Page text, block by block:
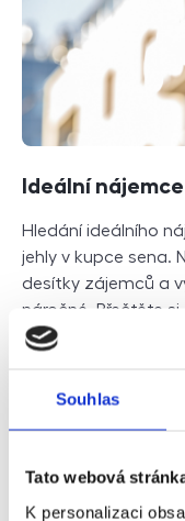
Souhlas
Tato webová
K personalizaci
Ideální
Hledání ideálního
jehly v kupce sena.
desítky zájemců a
náročné. Přečtěte
bude spolehlivý a
Číst dále